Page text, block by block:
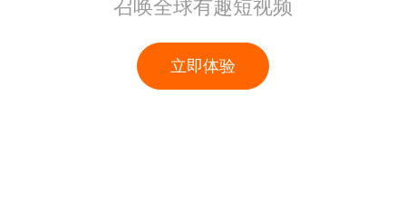
召唤全球有趣短视频
立即体验